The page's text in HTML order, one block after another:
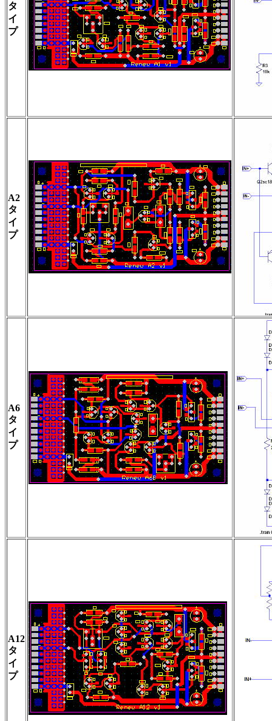
タ
イ
プ
A2
タ
イ
プ
A6
タ
イ
プ
A12
タ
イ
プ